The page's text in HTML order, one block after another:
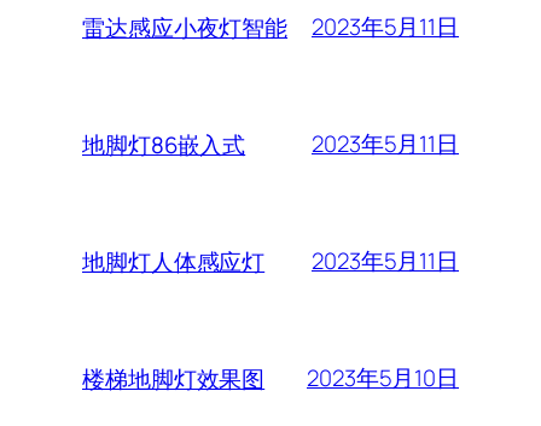
雷达感应小夜灯智能 2023年5月11日
地脚灯86嵌入式 2023年5月11日
地脚灯人体感应灯 2023年5月11日
楼梯地脚灯效果图 2023年5月10日